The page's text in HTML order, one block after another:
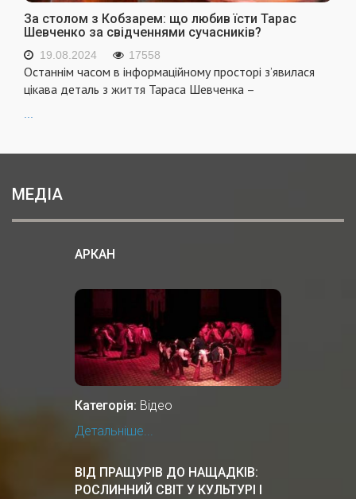
За столом з Кобзарем: що любив їсти Тарас
Шевченко за свідченнями сучасників?
19.08.2024 17558
Останнім часом в інформаційному просторі з’явилася
цікава деталь з життя Тараса Шевченка –
МЕДІА
АРКАН
Категорія: Відео
Детальніше...
ВІД ПРАЩУРІВ ДО НАЩАДКІВ:
РОСЛИННИЙ СВІТ У КУЛЬТУРІ І